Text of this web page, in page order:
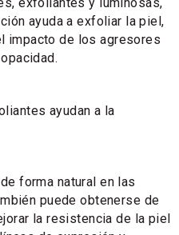
ayuda a exfoliar la piel,
impacto de los agresores
ayudan a la
forma natural en las
puede obtenerse de
la resistencia de la piel